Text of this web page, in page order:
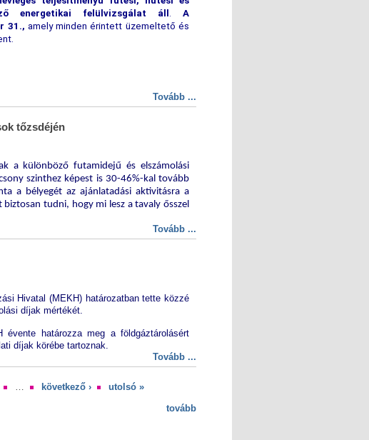
energetikai felülvizsgálat áll
A
31., amely minden érintett üzemeltető és
Tovább ...
tőzsdéjén
a különböző futamidejű és elszámolási
szinthez képest is 30-46%-kal tovább
a bélyegét az ajánlatadási aktivitásra a
tudni, hogy mi lesz a tavaly ősszel
Tovább ...
Hivatal (MEKH) határozatban tette közzé
díjak mértékét.
határozza meg a földgáztárolásért
díjak körébe tartoznak.
Tovább ...
… következő ›
utolsó »
tovább